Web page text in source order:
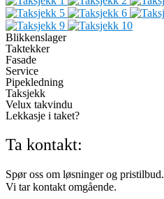
Blikkenslager
Taktekker
Fasade
Service
Pipekledning
Taksjekk
Velux takvindu
Lekkasje i taket?
Ta kontakt:
Spør oss om løsninger og pristilbud.
Vi tar kontakt omgående.